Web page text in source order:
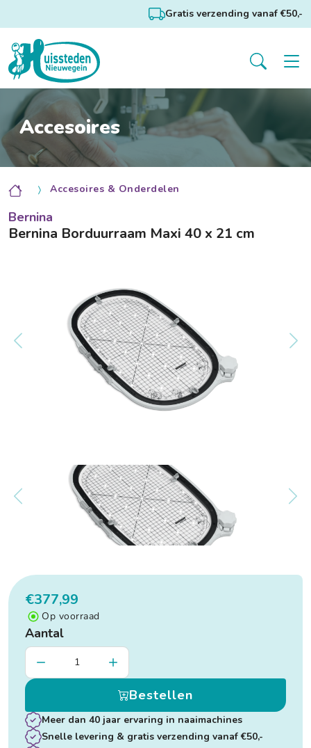
Gratis verzending vanaf €50,-
Accesoires
Accesoires & Onderdelen
Bernina
Bernina Borduurraam Maxi 40 x 21 cm
€377,99
Op voorraad
Aantal
Bestellen
Meer dan 40 jaar ervaring in naaimachines
Snelle levering & gratis verzending vanaf €50,-